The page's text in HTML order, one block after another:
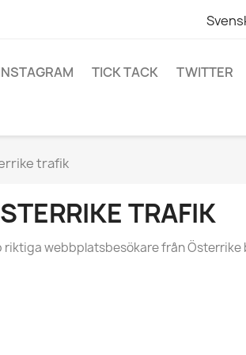
TICK TACK TWITTER
trafik
TRAFIK
riktiga webbplatsbesökare från Österrike